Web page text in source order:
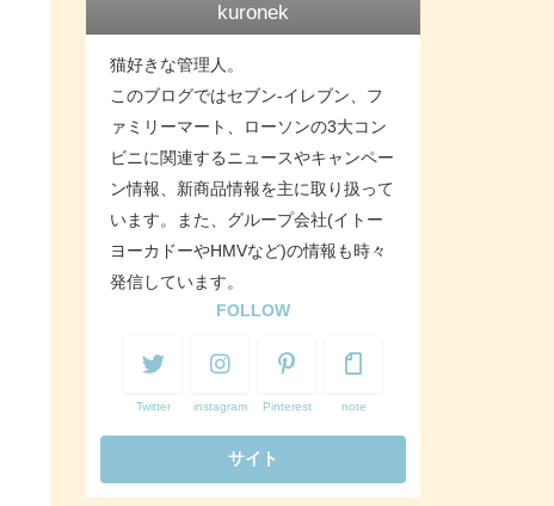
kuronek
猫好きな管理人。
このブログではセブン-イレブン、フ
ァミリーマート、ローソンの3大コン
ビニに関連するニュースやキャンペー
ン情報、新商品情報を主に取り扱って
います。また、グループ会社(イトー
ヨーカドーやHMVなど)の情報も時々
発信しています。
FOLLOW
Twitter instagram Pinterest note